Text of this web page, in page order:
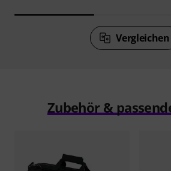
Vergleichen
Zubehör &